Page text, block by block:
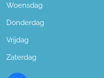
Woensdag
Donderdag
Vrijdag
Zaterdag